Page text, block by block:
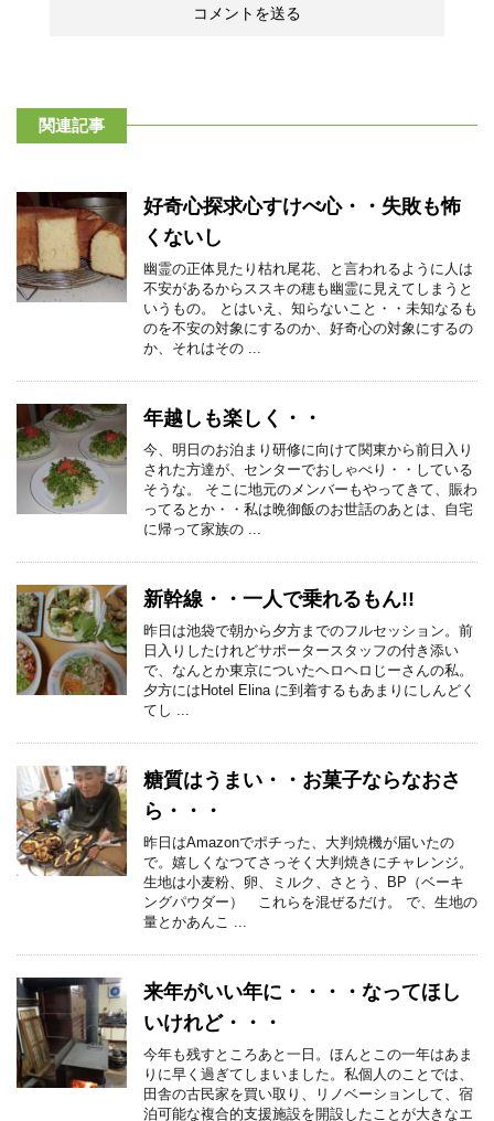
関連記事
好奇心探求心すけべ心・・失敗も怖
くないし
幽霊の正体見たり枯れ尾花、と言われるように人は
不安があるからススキの穂も幽霊に見えてしまうと
いうもの。 とはいえ、知らないこと・・未知なるも
のを不安の対象にするのか、好奇心の対象にするの
か、それはその ...
年越しも楽しく・・
今、明日のお泊まり研修に向けて関東から前日入り
された方達が、センターでおしゃべり・・している
そうな。 そこに地元のメンバーもやってきて、賑わ
ってるとか・・私は晩御飯のお世話のあとは、自宅
に帰って家族の ...
新幹線・・一人で乗れるもん!!
昨日は池袋で朝から夕方までのフルセッション。前
日入りしたけれどサポータースタッフの付き添い
で、なんとか東京についたヘロヘロじーさんの私。
夕方にはHotel Elina に到着するもあまりにしんどく
てし ...
糖質はうまい・・お菓子ならなおさ
ら・・・
昨日はAmazonでポチった、大判焼機が届いたの
で。嬉しくなつてさっそく大判焼きにチャレンジ。
生地は小麦粉、卵、ミルク、さとう、BP（ベーキ
ングパウダー） これらを混ぜるだけ。 で、生地の
量とかあんこ ...
来年がいい年に・・・・なってほし
いけれど・・・
今年も残すところあと一日。ほんとこの一年はあま
りに早く過ぎてしまいました。私個人のことでは、
田舎の古民家を買い取り、リノベーションして、宿
泊可能な複合的支援施設を開設したことが大きなエ